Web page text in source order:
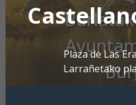
Plaza de Las
Larrañetako